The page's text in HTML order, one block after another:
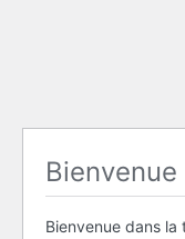
Bienvenue
Bienvenue dans